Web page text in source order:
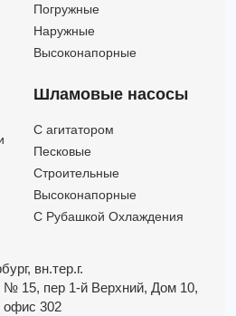
Погружные
Наружные
Высоконапорные
Шламовые насосы
C агитатором
Песковые
Строительные
Высоконапорные
С Рубашкой Охлаждения
вн.тер.г.
№ 15, пер 1-й Верхний, Дом 10,
офис 302